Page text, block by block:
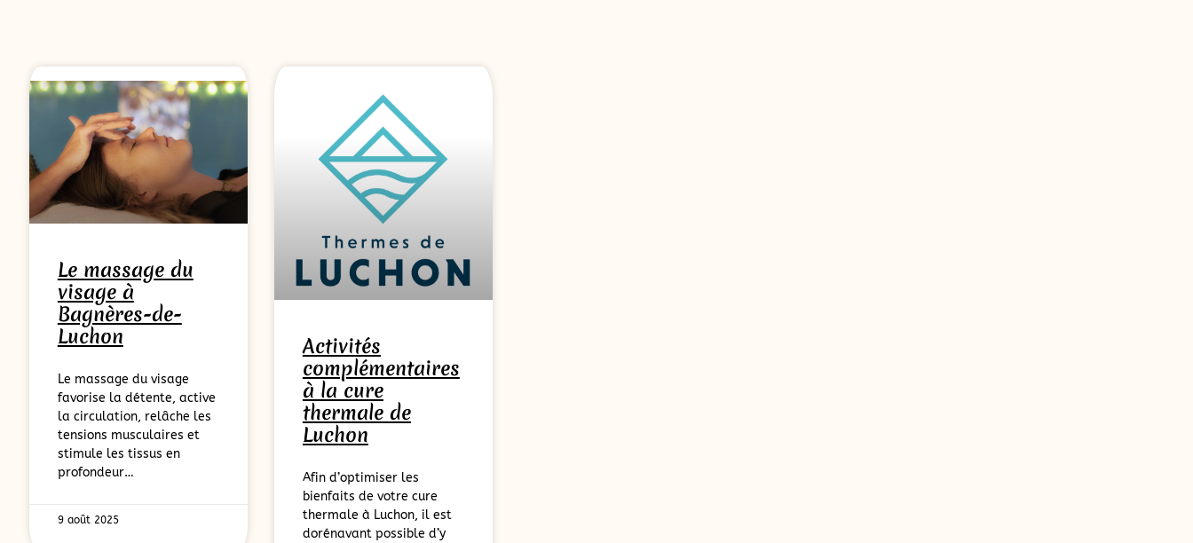
Le massage du
visage à
Bagnères-de-
Luchon
Le massage du visage
favorise la détente, active
la circulation, relâche les
tensions musculaires et
stimule les tissus en
profondeur…
9 août 2025
Activités
complémentaires
à la cure
thermale de
Luchon
Afin d’optimiser les
bienfaits de votre cure
thermale à Luchon, il est
dorénavant possible d’y